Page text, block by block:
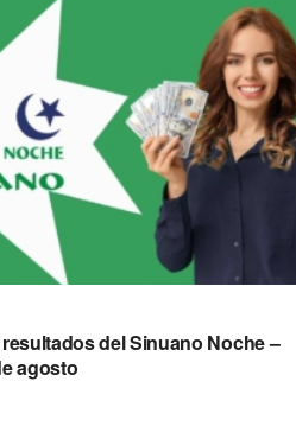
del Sinuano Noche –
agosto